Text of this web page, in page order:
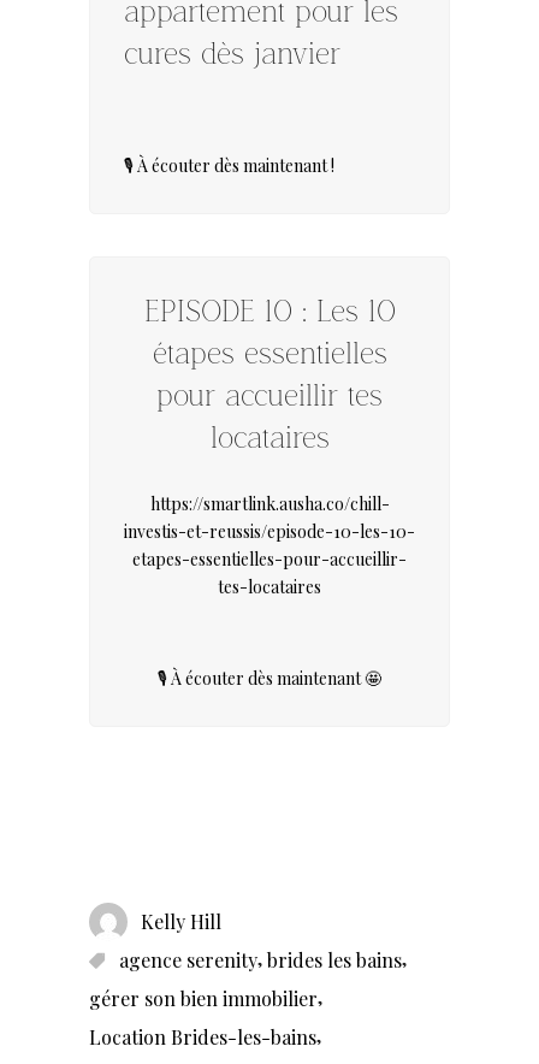
appartement pour les
cures dès janvier
🎙️ À écouter dès maintenant !
EPISODE 10 : Les 10
étapes essentielles
pour accueillir tes
locataires
https://smartlink.ausha.co/chill-
investis-et-reussis/episode-10-les-10-
etapes-essentielles-pour-accueillir-
tes-locataires
🎙️ À écouter dès maintenant 🤩
Kelly Hill
agence serenity,brides les bains,
gérer son bien immobilier,
Location Brides-les-bains,